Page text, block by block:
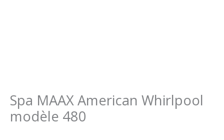
Spa MAAX American Whirlpool
modèle 480